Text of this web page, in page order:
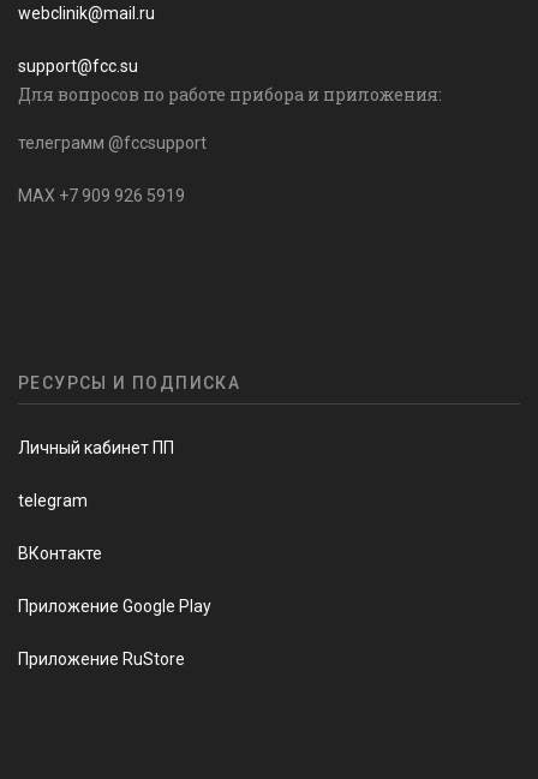
webclinik@mail.ru
support@fcc.su
Для вопросов по работе прибора и приложения:
телеграмм @fccsupport
MAX +7 909 926 5919
РЕСУРСЫ И ПОДПИСКА
Личный кабинет ПП
telegram
ВКонтакте
Приложение Google Play
Приложение RuStore